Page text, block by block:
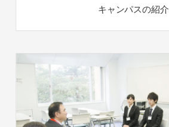
キャンパスの紹介